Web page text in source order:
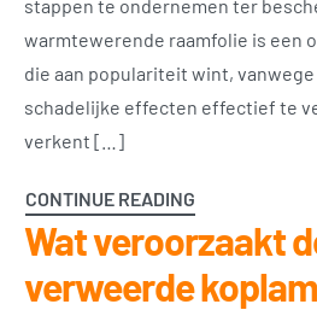
stappen te ondernemen ter
warmtewerende raamfolie is een
die aan populariteit wint,
schadelijke effecten effectief te
verkent […]
CONTINUE READING
Wat veroorzaakt
verweerde